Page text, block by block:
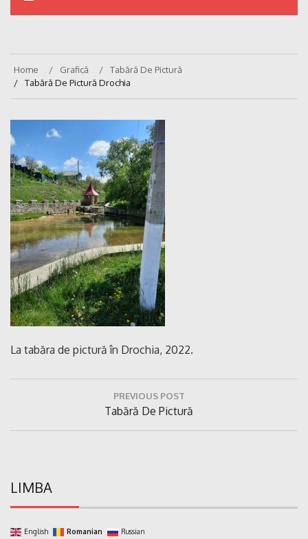
Home Grafică
Tabără De Pictură
Tabără De Pictură Drochia
La tabăra de pictură în Drochia, 2022.
PREVIOUS POST
Previous
Post:
Tabără De Pictură
LIMBA
English Romanian Russian